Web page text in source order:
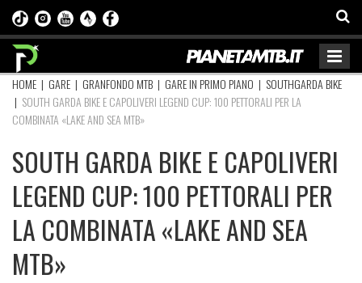
HOME | GARE | GRANFONDO MTB | GARE IN PRIMO PIANO | SOUTHGARDA BIKE
| SOUTH GARDA BIKE E CAPOLIVERI LEGEND CUP: 100 PETTORALI PER LA
COMBINATA «LAKE AND SEA MTB»
SOUTH GARDA BIKE E CAPOLIVERI
LEGEND CUP: 100 PETTORALI PER
LA COMBINATA «LAKE AND SEA
MTB»